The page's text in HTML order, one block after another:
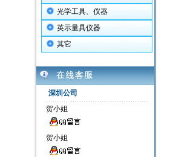
光学工具、仪器
英示量具仪器
其它
深圳公司
贺小姐
贺小姐